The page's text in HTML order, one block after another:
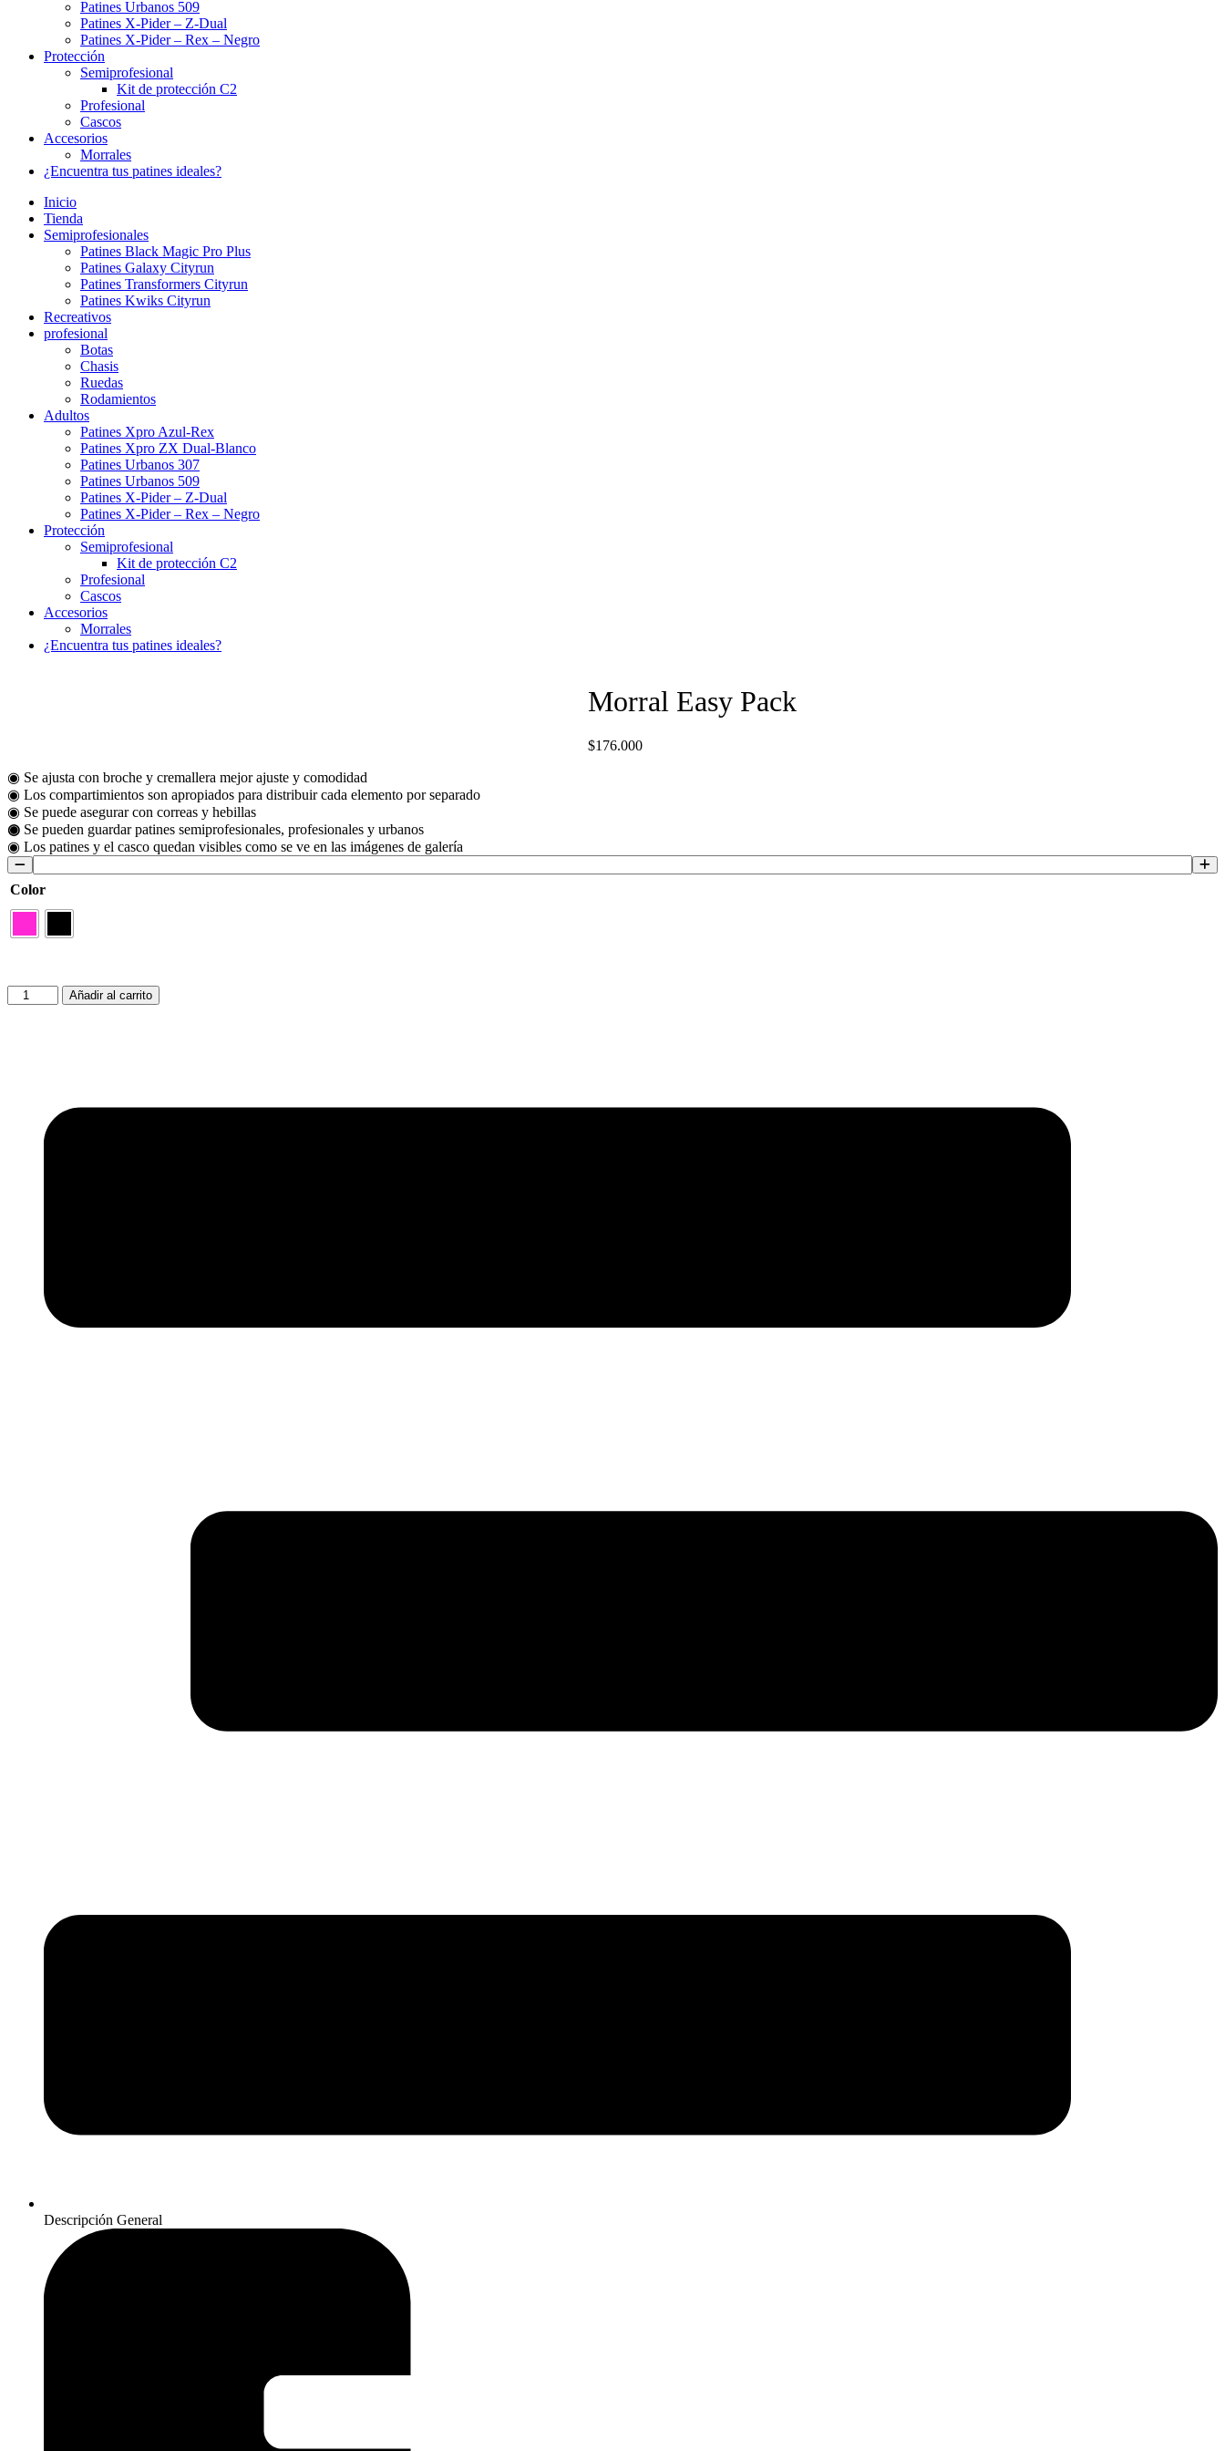
Patines Urbanos 509
Patines X-Pider – Z-Dual
Patines X-Pider – Rex – Negro
Protección
Semiprofesional
Kit de protección C2
Profesional
Cascos
Accesorios
Morrales
¿Encuentra tus patines ideales?
Inicio
Tienda
Semiprofesionales
Patines Black Magic Pro Plus
Patines Galaxy Cityrun
Patines Transformers Cityrun
Patines Kwiks Cityrun
Recreativos
profesional
Botas
Chasis
Ruedas
Rodamientos
Adultos
Patines Xpro Azul-Rex
Patines Xpro ZX Dual-Blanco
Patines Urbanos 307
Patines Urbanos 509
Patines X-Pider – Z-Dual
Patines X-Pider – Rex – Negro
Protección
Semiprofesional
Kit de protección C2
Profesional
Cascos
Accesorios
Morrales
¿Encuentra tus patines ideales?
Morral Easy Pack
$176.000
◉ Se ajusta con broche y cremallera mejor ajuste y comodidad
◉ Los compartimientos son apropiados para distribuir cada elemento por separado
◉ Se puede asegurar con correas y hebillas
◉ Se pueden guardar patines semiprofesionales, profesionales y urbanos
◉ Los patines y el casco quedan visibles como se ve en las imágenes de galería
Color
Morral
Easy
Añadir al carrito
Descripción General